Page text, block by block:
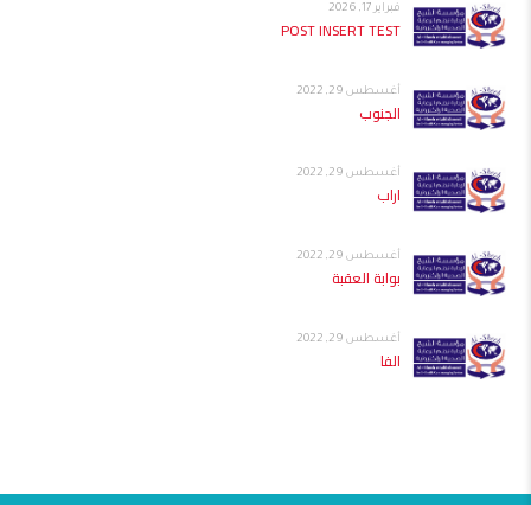
فبراير 17, 2026
POST INSERT TEST
أغسطس 29, 2022
الجنوب
أغسطس 29, 2022
اراب
أغسطس 29, 2022
بوابة العقبة
أغسطس 29, 2022
الفا